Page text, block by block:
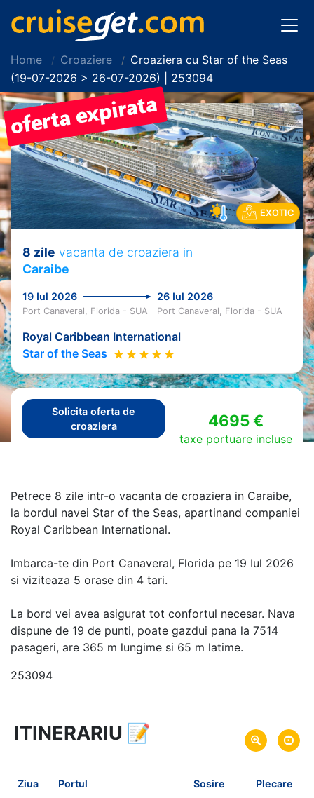
Home Croaziere
Croaziera cu Star of the Seas
(19-07-2026 > 26-07-2026) | 253094
EXOTIC
8 zile vacanta de croaziera in
Caraibe
19 Iul 2026 26 Iul 2026
Port Canaveral, Florida - SUA Port Canaveral, Florida - SUA
Royal Caribbean International
Star of the Seas
Solicita oferta de
croaziera
4695 €
taxe portuare incluse
Petrece 8 zile intr-o vacanta de croaziera in Caraibe,
la bordul navei Star of the Seas, apartinand companiei
Royal Caribbean International.
Imbarca-te din Port Canaveral, Florida pe 19 Iul 2026
si viziteaza 5 orase din 4 tari.
La bord vei avea asigurat tot confortul necesar. Nava
dispune de 19 de punti, poate gazdui pana la 7514
pasageri, are 365 m lungime si 65 m latime.
253094
8 zile vacanta de croaziera in
Plecare pe 19 Iul 2026
din Port Canaveral, Florida,
ITINERARIU 📝
Ziua Portul Sosire Plecare